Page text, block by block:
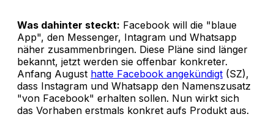
Was dahinter steckt: Facebook will die "blaue
App", den Messenger, Intagram und Whatsapp
näher zusammenbringen. Diese Pläne sind länger
bekannt, jetzt werden sie offenbar konkreter.
Anfang August hatte Facebook angekündigt (SZ),
dass Instagram und Whatsapp den Namenszusatz
"von Facebook" erhalten sollen. Nun wirkt sich
das Vorhaben erstmals konkret aufs Produkt aus.